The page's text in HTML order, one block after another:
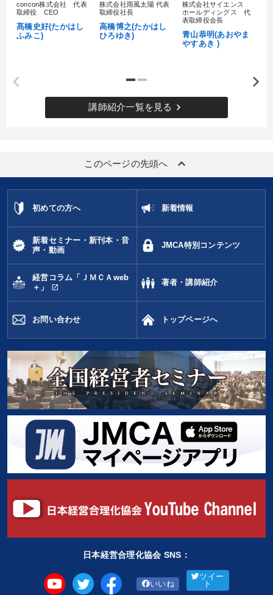
concon株式会社 代表
取締役 CEO
髙橋史好(たかはし
ふみこ)
株式会社雨風太陽 代表
取締役社長
高橋博之(たかはし
ひろゆき)
株式会社サイエンス
ホールディングス 代
表取締役会長
青山恭明(あおやま
やすあき )
講師紹介一覧を見る keyboard_arrow_right
このページの先頭へ keyboard_arrow_up
初めての方へ 新着情報
新着セミナー・新刊本・音
声・動画
JMCA特別コンテンツ
経営コラム「ＪＭＣＡweb
＋」
open_in_new
著者・講師紹介
お問い合わせ トップページへ
日本経営合理化協会 SNS：
いいね
ツイー
ト